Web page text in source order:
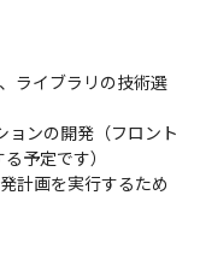
ライブラリの技術選
ョンの開発（フロント
予定です）
計画を実行するため